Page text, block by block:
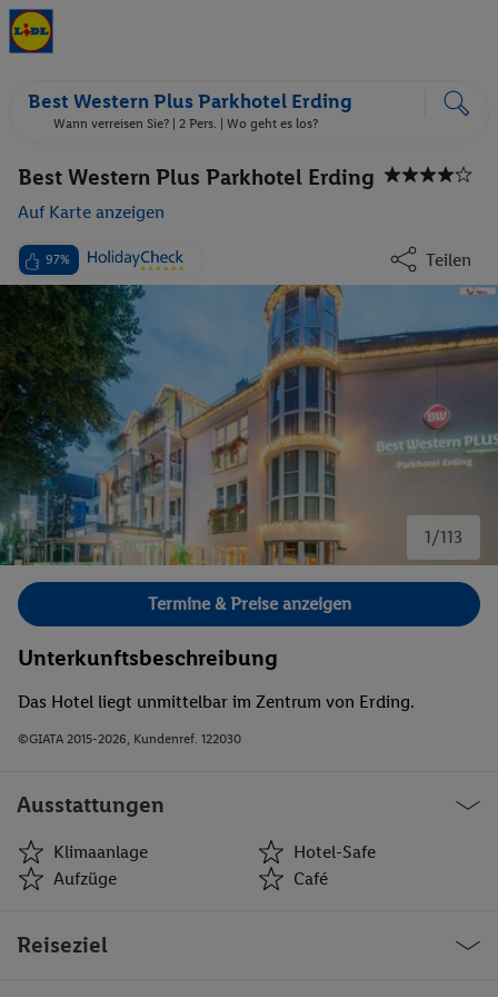
Best Western Plus Parkhotel Erding
Wann verreisen Sie? | 2 Pers. | Wo geht es los?
Best Western Plus Parkhotel Erding
Auf Karte anzeigen
97% Teilen
1/113
Bild 1 von 113.
Termine & Preise anzeigen
Unterkunftsbeschreibung
Das Hotel liegt unmittelbar im Zentrum von Erding.
©GIATA 2015-2026, Kundenref. 122030
Ausstattungen
Klimaanlage
Hotel-Safe
Aufzüge
Café
Aufzüge
Reiseziel